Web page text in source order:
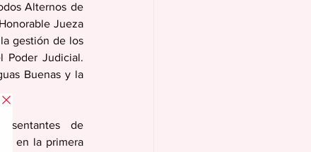
Alternos de
Jueza
gestión de los
Poder Judicial.
Buenas y la
de
en la primera